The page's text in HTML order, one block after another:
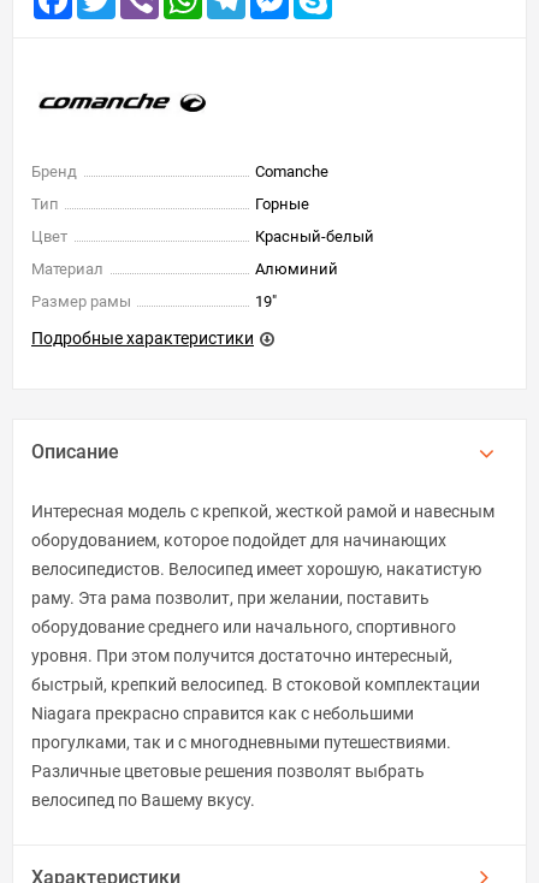
Бренд
Comanche
Тип
Горные
Цвет
Красный-белый
Материал
Алюминий
Размер рамы
19"
Подробные характеристики
Описание
Интересная модель с крепкой, жесткой рамой и навесным
оборудованием, которое подойдет для начинающих
велосипедистов. Велосипед имеет хорошую, накатистую
раму. Эта рама позволит, при желании, поставить
оборудование среднего или начального, спортивного
уровня. При этом получится достаточно интересный,
быстрый, крепкий велосипед. В стоковой комплектации
Niagara прекрасно справится как с небольшими
прогулками, так и с многодневными путешествиями.
Различные цветовые решения позволят выбрать
велосипед по Вашему вкусу.
Характеристики